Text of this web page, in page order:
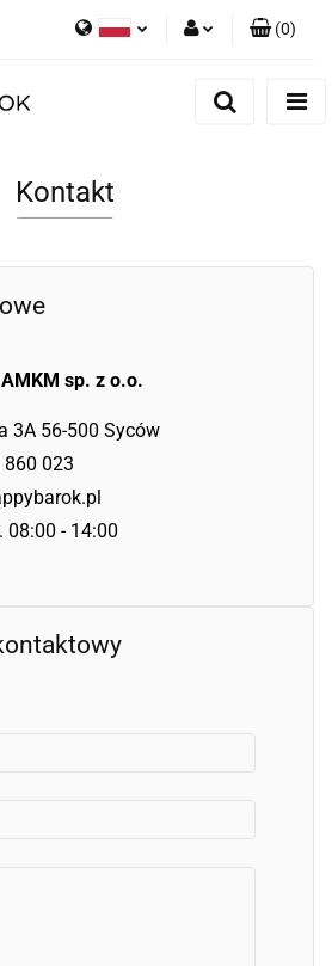
Zgody cookies
(0)
Kontakt
sp. z o.o.
3A 56-500 Syców
023
08:00 - 14:00